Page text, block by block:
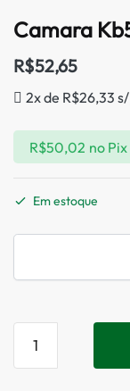
Camara
R$52,65
2x de R$26,33
R$50,02 no Pix
Em estoque